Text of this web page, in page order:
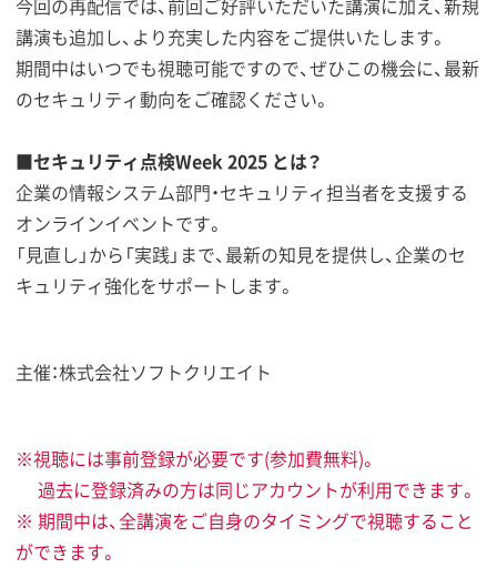
今回の再配信では、前回ご好評いただいた講演に加え、新規
講演も追加し、より充実した内容をご提供いたします。
期間中はいつでも視聴可能ですので、ぜひこの機会に、最新
のセキュリティ動向をご確認ください。
■セキュリティ点検Week 2025 とは？
企業の情報システム部門・セキュリティ担当者を支援する
オンラインイベントです。
「見直し」から「実践」まで、最新の知見を提供し、企業のセ
キュリティ強化をサポートします。
主催：株式会社ソフトクリエイト
※視聴には事前登録が必要です(参加費無料)。
過去に登録済みの方は同じアカウントが利用できます。
※ 期間中は、全講演をご自身のタイミングで視聴すること
ができます。